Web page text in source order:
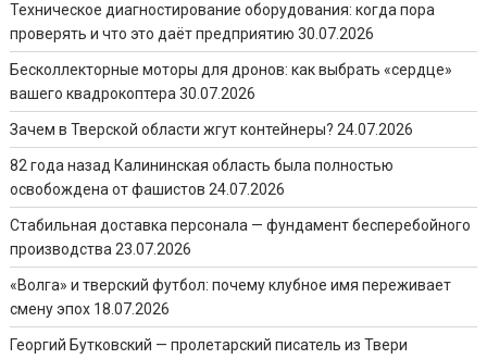
Техническое диагностирование оборудования: когда пора
проверять и что это даёт предприятию 30.07.2026
Бесколлекторные моторы для дронов: как выбрать «сердце»
вашего квадрокоптера 30.07.2026
Зачем в Тверской области жгут контейнеры? 24.07.2026
82 года назад Калининская область была полностью
освобождена от фашистов 24.07.2026
Стабильная доставка персонала — фундамент бесперебойного
производства 23.07.2026
«Волга» и тверский футбол: почему клубное имя переживает
смену эпох 18.07.2026
Георгий Бутковский — пролетарский писатель из Твери